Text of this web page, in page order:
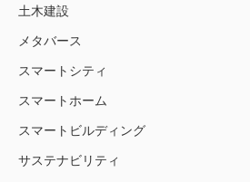
土木建設
メタバース
スマートシティ
スマートホーム
スマートビルディング
サステナビリティ